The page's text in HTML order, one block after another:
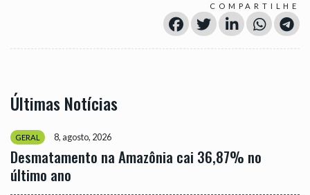
COMPARTILHE
Últimas Notícias
GERAL 8, agosto, 2026
Desmatamento na Amazônia cai 36,87% no
último ano